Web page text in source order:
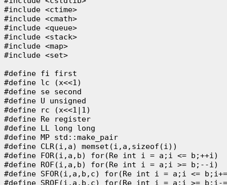
#include <ctime>
#include <cmath>
#include <queue>
#include <stack>
#include <map>
#include <set>
#define fi first
#define lc (x<<1)
#define se second
#define U unsigned
#define rc (x<<1|1)
#define Re register
#define LL long long
#define MP std::make_pair
#define CLR(i,a) memset(i,a,sizeof(i))
#define FOR(i,a,b) for(Re int i = a;i <= b;++i)
#define ROF(i,a,b) for(Re int i = a;i >= b;--i)
#define SFOR(i,a,b,c) for(Re int i = a;i <=
#define SROF(i,a,b,c) for(Re int i = a;i >= b;i-